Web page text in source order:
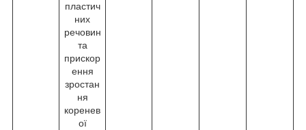
пластич
них
речовин
та
прискор
ення
зростан
ня
коренев
ої